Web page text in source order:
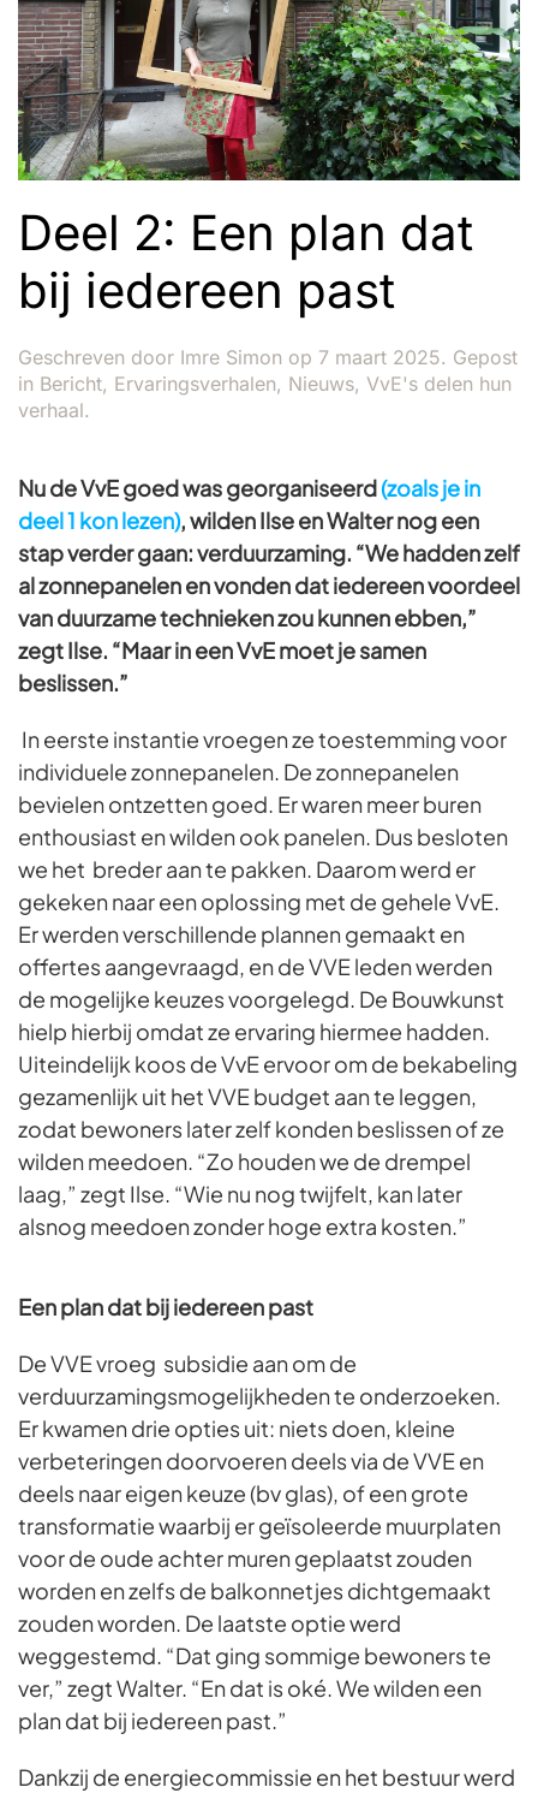
Deel 2: Een plan dat
bij iedereen past
Geschreven door Imre Simon op 7 maart 2025. Gepost
in Bericht, Ervaringsverhalen, Nieuws, VvE's delen hun
verhaal.
Nu de VvE goed was georganiseerd(zoals je in
deel 1 kon lezen), wilden Ilse en Walter nog een
stap verder gaan: verduurzaming. “We hadden zelf
al zonnepanelen en vonden dat iedereen voordeel
van duurzame technieken zou kunnen ebben,”
zegt Ilse. “Maar in een VvE moet je samen
beslissen.”
In eerste instantie vroegen ze toestemming voor
individuele zonnepanelen. De zonnepanelen
bevielen ontzetten goed. Er waren meer buren
enthousiast en wilden ook panelen. Dus besloten
we het breder aan te pakken. Daarom werd er
gekeken naar een oplossing met de gehele VvE.
Er werden verschillende plannen gemaakt en
offertes aangevraagd, en de VVE leden werden
de mogelijke keuzes voorgelegd. De Bouwkunst
hielp hierbij omdat ze ervaring hiermee hadden.
Uiteindelijk koos de VvE ervoor om de bekabeling
gezamenlijk uit het VVE budget aan te leggen,
zodat bewoners later zelf konden beslissen of ze
wilden meedoen. “Zo houden we de drempel
laag,” zegt Ilse. “Wie nu nog twijfelt, kan later
alsnog meedoen zonder hoge extra kosten.”
Een plan dat bij iedereen past
De VVE vroeg subsidie aan om de
verduurzamingsmogelijkheden te onderzoeken.
Er kwamen drie opties uit: niets doen, kleine
verbeteringen doorvoeren deels via de VVE en
deels naar eigen keuze (bv glas), of een grote
transformatie waarbij er geïsoleerde muurplaten
voor de oude achter muren geplaatst zouden
worden en zelfs de balkonnetjes dichtgemaakt
zouden worden. De laatste optie werd
weggestemd. “Dat ging sommige bewoners te
ver,” zegt Walter. “En dat is oké. We wilden een
plan dat bij iedereen past.”
Dankzij de energiecommissie en het bestuur werd